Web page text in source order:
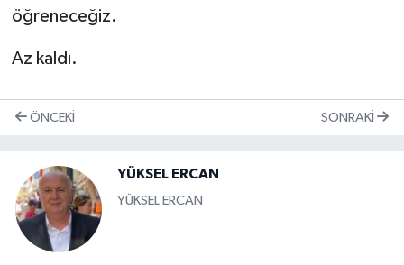
öğreneceğiz.
Az kaldı.
ÖNCEKI SONRAKI
YÜKSEL ERCAN
YÜKSEL ERCAN